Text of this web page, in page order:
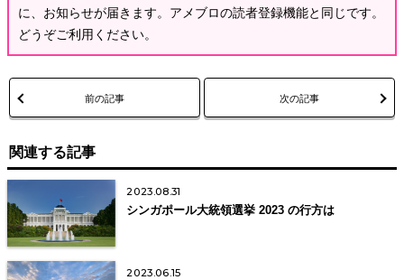
に、お知らせが届きます。アメブロの読者登録機能と同じです。
どうぞご利用ください。
前の記事 次の記事
関連する記事
2023.08.31
シンガポール大統領選挙 2023 の行方は
2023.06.15